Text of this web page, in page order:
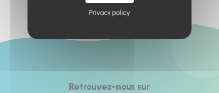
Retrouvez-nous sur
Privacy policy